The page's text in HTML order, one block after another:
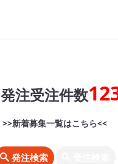
発注受注件数
>>新着募集一覧はこちら<<
発注検索